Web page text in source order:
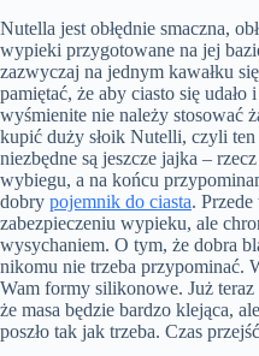
Nutella jest obłędnie smaczna,
wypieki przygotowane na jej
zazwyczaj na jednym kawałku
pamiętać, że aby ciasto się udało
wyśmienite nie należy stosować
kupić duży słoik Nutelli, czyli
niezbędne są jeszcze jajka –
wybiegu, a na końcu
dobry pojemnik do ciasta.
zabezpieczeniu wypieku, ale
wysychaniem. O tym, że dobra
nikomu nie trzeba przypominać.
Wam formy silikonowe. Już
że masa będzie bardzo klejąca,
poszło tak jak trzeba. Czas